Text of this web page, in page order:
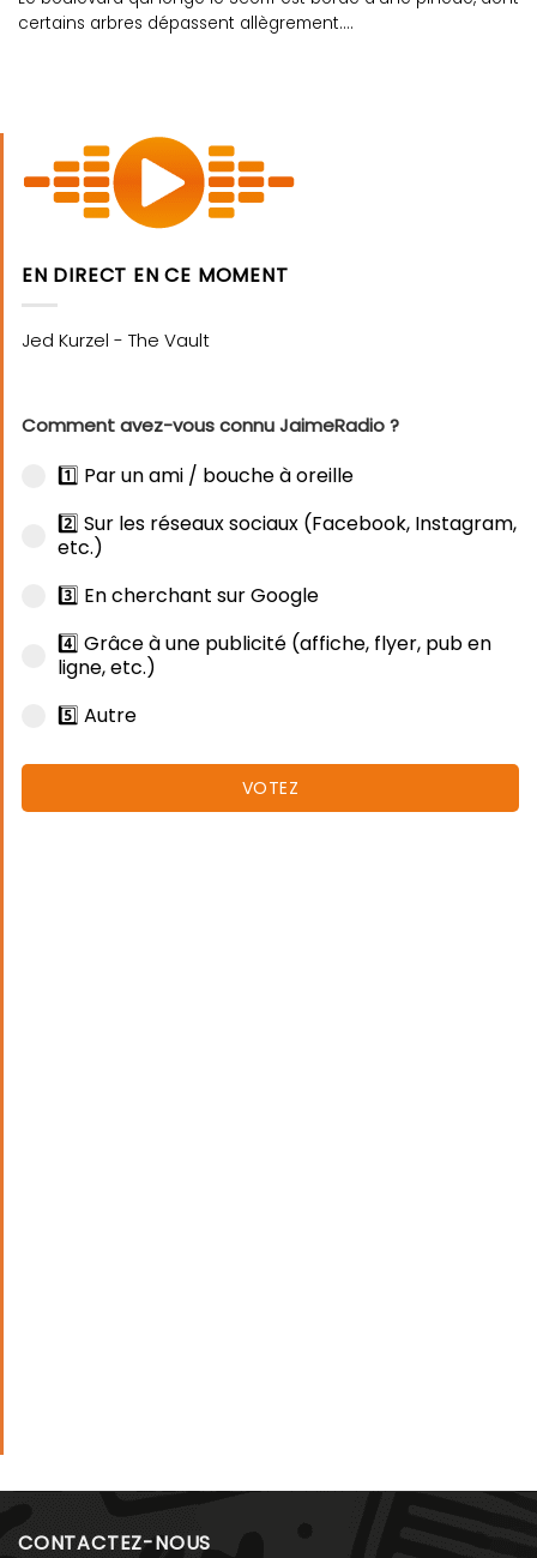
certains arbres dépassent allègrement....
EN DIRECT EN CE MOMENT
Comment avez-vous connu JaimeRadio ?
1️⃣ Par un ami / bouche à oreille
2️⃣ Sur les réseaux sociaux (Facebook, Instagram,
etc.)
3️⃣ En cherchant sur Google
4️⃣ Grâce à une publicité (affiche, flyer, pub en
ligne, etc.)
5️⃣ Autre
VOTEZ
CONTACTEZ-NOUS